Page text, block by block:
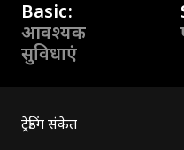
Basic:
आवश्यक
सुविधाएं
ट्रेडिंग संकेत